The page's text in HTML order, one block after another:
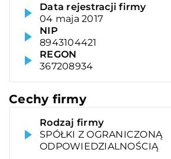
Data rejestracji firmy
04 maja 2017
NIP
8943104421
REGON
367208934
Cechy firmy
Rodzaj firmy
SPÓŁKI Z OGRANICZONĄ
ODPOWIEDZIALNOŚCIĄ